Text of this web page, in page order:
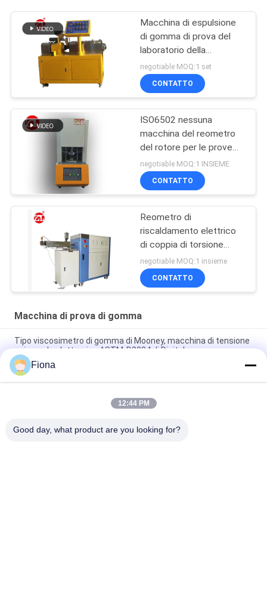
Macchina di espulsione
di gomma di prova del
laboratorio della
macchina della vite di
gomma del gemello per
PA del PC del PVC
negotiable MOQ:1 set
CONTATTO
ISO6502 nessuna
macchina del reometro
del rotore per le prove
della gomma
negotiable MOQ:1 INSIEME
CONTATTO
Reometro di
riscaldamento elettrico
di coppia di torsione
60ML più la gamma 0-
300Nm di coppia di
torsione del miscelatore
negotiable MOQ:1 insieme
CONTATTO
Macchina di prova di gomma
Tipo viscosimetro di gomma di Mooney, macchina di tensione
universale elettronica ASTM-D2084 di Digital
Macchina di prova di gomma utilizzata laboratorio del singolo
del chip reometro di controllo senza rotore
Macchina di prova meccanica Charpy di impatto elettronico di
Fiona
12:44 PM
Good day, what product are you looking for?